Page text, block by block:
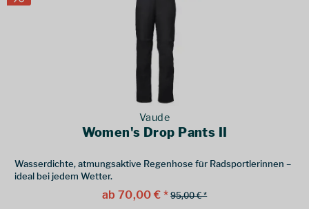
Vaude
Women's Drop Pants II
Wasserdichte, atmungsaktive Regenhose für Radsportlerinnen –
ideal bei jedem Wetter.
ab 70,00 € * 95,00 € *